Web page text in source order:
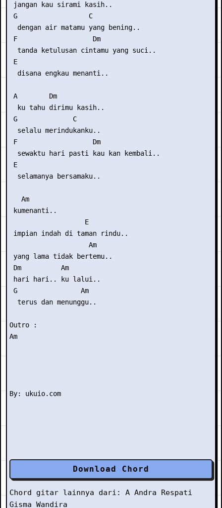
jangan kau sirami kasih..
G                  C
  dengan air matamu yang bening..
F                   Dm
  tanda ketulusan cintamu yang suci..
E
  disana engkau menanti..
A        Dm
  ku tahu dirimu kasih..
G              C
  selalu merindukanku..
F                   Dm
  sewaktu hari pasti kau kan kembali..
E
  selamanya bersamaku..
   Am
kumenanti..
                   E
impian indah di taman rindu..
                    Am
yang lama tidak bertemu..
Dm          Am
hari hari.. ku lalui..
G                Am
  terus dan menunggu..
Outro :
Am
Download Chord
Chord gitar lainnya dari: A Andra Respati
Gisma Wandira